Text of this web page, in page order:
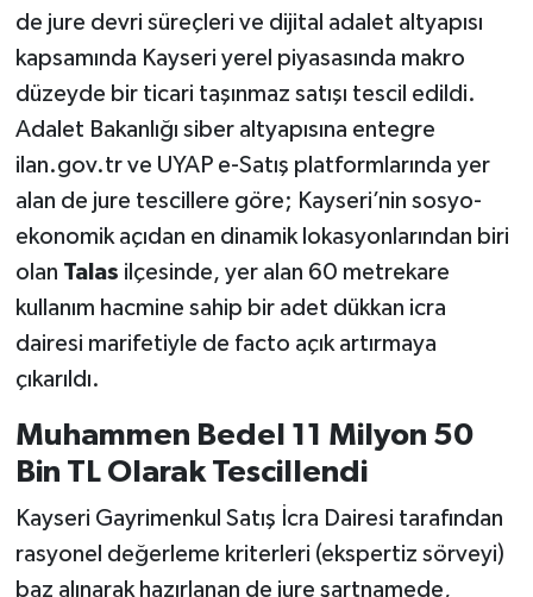
de jure devri süreçleri ve dijital adalet altyapısı
kapsamında Kayseri yerel piyasasında makro
düzeyde bir ticari taşınmaz satışı tescil edildi.
Adalet Bakanlığı siber altyapısına entegre
ilan.gov.tr ve UYAP e-Satış platformlarında yer
alan de jure tescillere göre; Kayseri’nin sosyo-
ekonomik açıdan en dinamik lokasyonlarından biri
olan Talas ilçesinde, yer alan 60 metrekare
kullanım hacmine sahip bir adet dükkan icra
dairesi marifetiyle de facto açık artırmaya
çıkarıldı.
Muhammen Bedel 11 Milyon 50
Bin TL Olarak Tescillendi
Kayseri Gayrimenkul Satış İcra Dairesi tarafından
rasyonel değerleme kriterleri (ekspertiz sörveyi)
baz alınarak hazırlanan de jure şartnamede,